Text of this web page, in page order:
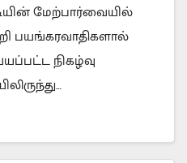
மேற்பார்வையில்
பயங்கரவாதிகளால்
நிகழ்வு